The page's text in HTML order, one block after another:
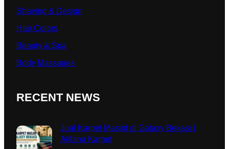
Shaving & Design
Hair Colors
Beauty & Spa
Body Massages
RECENT NEWS
Jual Karpet Masjid di Galaxy Bekasi |
Alifana Karpet